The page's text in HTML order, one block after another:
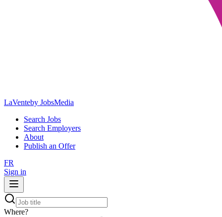
LaVenteby JobsMedia
Search Jobs
Search Employers
About
Publish an Offer
FR
Sign in
Where?